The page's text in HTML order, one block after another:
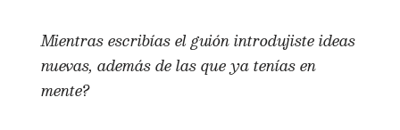
Mientras escribías el guión introdujiste ideas
nuevas, además de las que ya tenías en
mente?